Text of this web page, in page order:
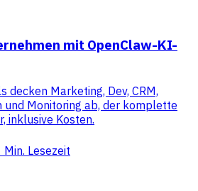
mit OpenClaw-KI-
decken Marketing, Dev, CRM,
Monitoring ab, der komplette
inklusive Kosten.
Min. Lesezeit